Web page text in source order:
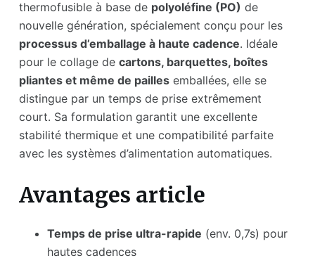
thermofusible à base de polyoléfine (PO) de
nouvelle génération, spécialement conçu pour les
processus d’emballage à haute cadence. Idéale
pour le collage de cartons, barquettes, boîtes
pliantes et même de paillesemballées, elle se
distingue par un temps de prise extrêmement
court. Sa formulation garantit une excellente
stabilité thermique et une compatibilité parfaite
avec les systèmes d’alimentation automatiques.
Avantages article
Temps de prise ultra-rapide (env. 0,7s) pour
hautes cadences